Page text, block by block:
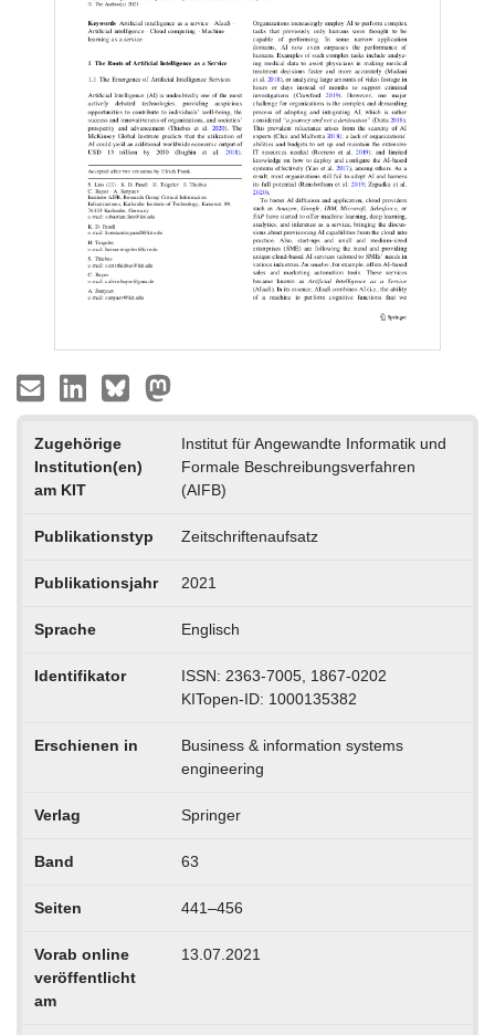
Zugehörige
Institution(en)
am KIT
Institut für Angewandte Informatik und
Formale Beschreibungsverfahren
(AIFB)
Publikationstyp Zeitschriftenaufsatz
Publikationsjahr 2021
Sprache Englisch
Identifikator
ISSN: 2363-7005, 1867-0202
KITopen-ID: 1000135382
Erschienen in
Business & information systems
engineering
Verlag Springer
Band 63
Seiten 441–456
Vorab online
veröffentlicht
am
13.07.2021